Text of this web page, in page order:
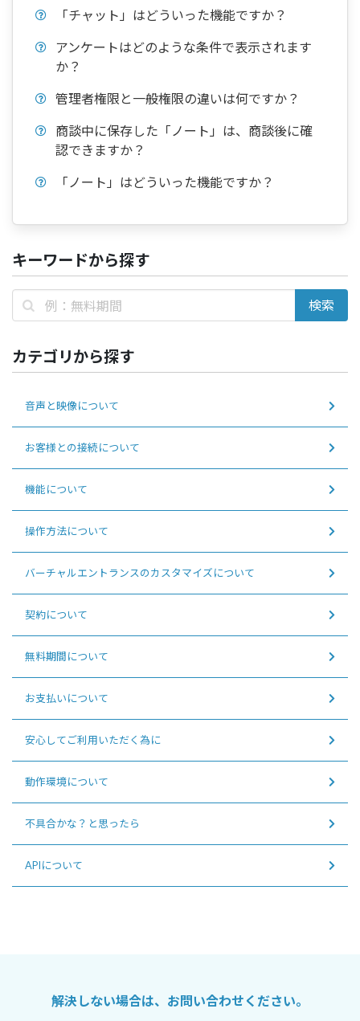
キーワードから探す
カテゴリから探す
音声と映像について
お客様との接続について
機能について
操作方法について
バーチャルエントランスのカスタマイズについて
契約について
無料期間について
お支払いについて
安心してご利用いただく為に
動作環境について
不具合かな？と思ったら
APIについて
「チャット」はどういった機能ですか？
アンケートはどのような条件で表示されます
か？
管理者権限と一般権限の違いは何ですか？
商談中に保存した「ノート」は、商談後に確
認できますか？
「ノート」はどういった機能ですか？
解決しない場合は、お問い合わせください。